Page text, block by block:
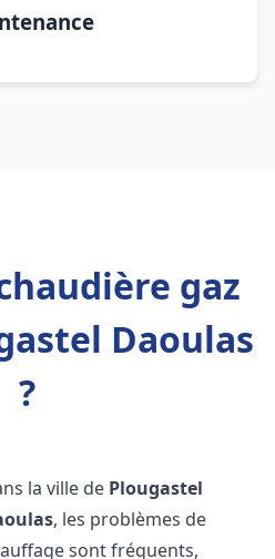
gaz
Daoulas
?
la ville de Plougastel
, les problèmes de
sont fréquents,